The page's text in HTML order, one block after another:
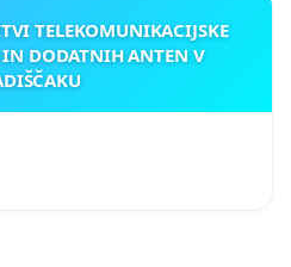
TELEKOMUNIKACIJSKE
IN DODATNIH ANTEN V